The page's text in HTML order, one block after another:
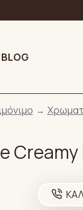
BLOG